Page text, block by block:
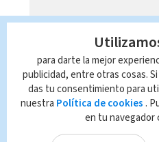
para darte la mejor
publicidad, entre otras cosas.
das tu consentimiento para
nuestra Política de cookies .
en tu navegador